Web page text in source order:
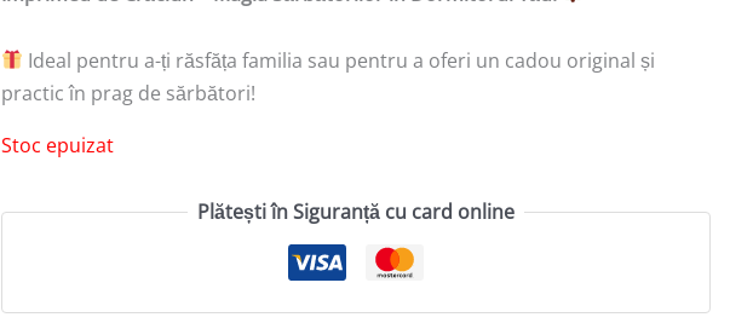
Ideal pentru a-ți răsfăța familia sau pentru a oferi un cadou original și
practic în prag de sărbători!
Stoc epuizat
Plătești în Siguranță cu card online